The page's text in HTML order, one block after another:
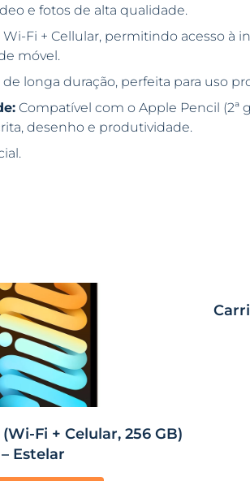
e fotos de alta qualidade.
Wi-Fi + Cellular, permitindo acesso à
móvel.
longa duração, perfeita para uso
Compatível com o Apple Pencil (2ª
desenho e produtividade.
Fi + Celular, 256 GB)
– Estelar